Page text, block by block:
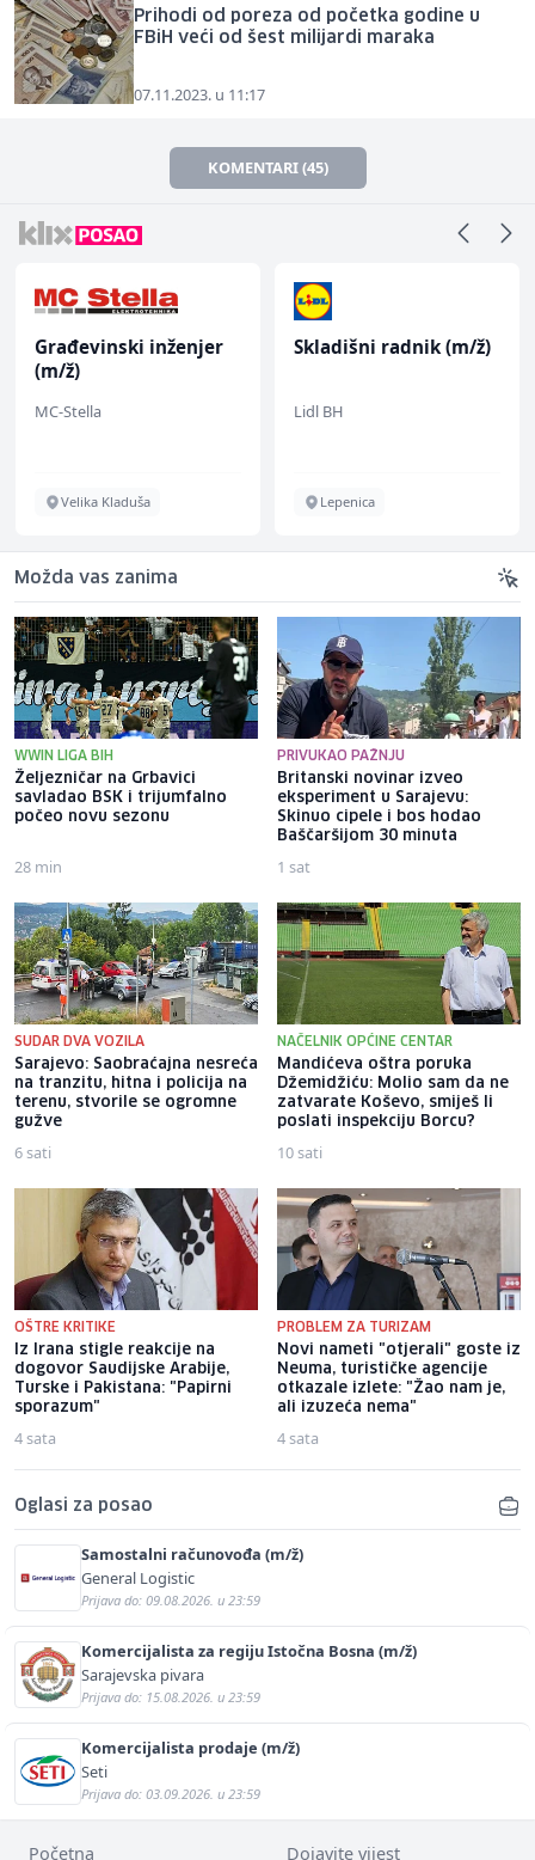
Prihodi od poreza od početka godine u
FBiH veći od šest milijardi maraka
07.11.2023. u 11:17
KOMENTARI (45)
Građevinski inženjer
(m/ž)
MC-Stella
Velika Kladuša
Skladišni radnik (m/ž)
Lidl BH
Lepenica
Možda vas zanima
WWIN LIGA BIH
Željezničar na Grbavici
savladao BSK i trijumfalno
počeo novu sezonu
28 min
PRIVUKAO PAŽNJU
Britanski novinar izveo
eksperiment u Sarajevu:
Skinuo cipele i bos hodao
Baščaršijom 30 minuta
1 sat
SUDAR DVA VOZILA
Sarajevo: Saobraćajna nesreća
na tranzitu, hitna i policija na
terenu, stvorile se ogromne
gužve
6 sati
NAČELNIK OPĆINE CENTAR
Mandićeva oštra poruka
Džemidžiću: Molio sam da ne
zatvarate Koševo, smiješ li
poslati inspekciju Borcu?
10 sati
OŠTRE KRITIKE
Iz Irana stigle reakcije na
dogovor Saudijske Arabije,
Turske i Pakistana: "Papirni
sporazum"
4 sata
PROBLEM ZA TURIZAM
Novi nameti "otjerali" goste iz
Neuma, turističke agencije
otkazale izlete: "Žao nam je,
ali izuzeća nema"
4 sata
Oglasi za posao
Samostalni računovođa (m/ž)
General Logistic
Prijava do: 09.08.2026. u 23:59
Komercijalista za regiju Istočna Bosna (m/ž)
Sarajevska pivara
Prijava do: 15.08.2026. u 23:59
Komercijalista prodaje (m/ž)
Seti
Prijava do: 03.09.2026. u 23:59
Početna Dojavite vijest